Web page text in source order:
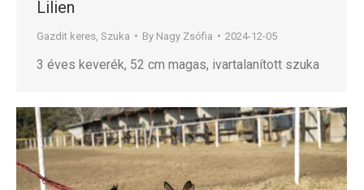
Lilien
Gazdit keres Szuka By Nagy Zsófia 2024-12-05
3 éves keverék, 52 cm magas, ivartalanított szuka